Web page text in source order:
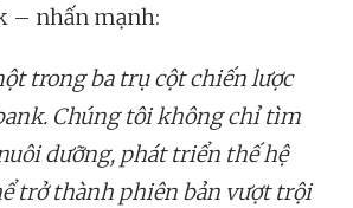
– nhấn mạnh:
trong ba trụ cột chiến lược
Chúng tôi không chỉ tìm
dưỡng, phát triển thế hệ
trở thành phiên bản vượt trội